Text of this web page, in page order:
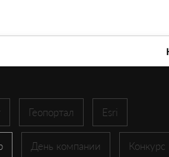
Геопортал Esri
День компании Конкурс